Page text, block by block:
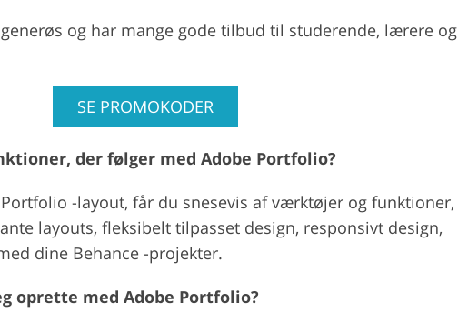
og har mange gode tilbud til studerende, lærere og
SE PROMOKODER
der følger med Adobe Portfolio?
-layout, får du snesevis af værktøjer og funktioner,
layouts, fleksibelt tilpasset design, responsivt design,
dine Behance -projekter.
oprette med Adobe Portfolio?